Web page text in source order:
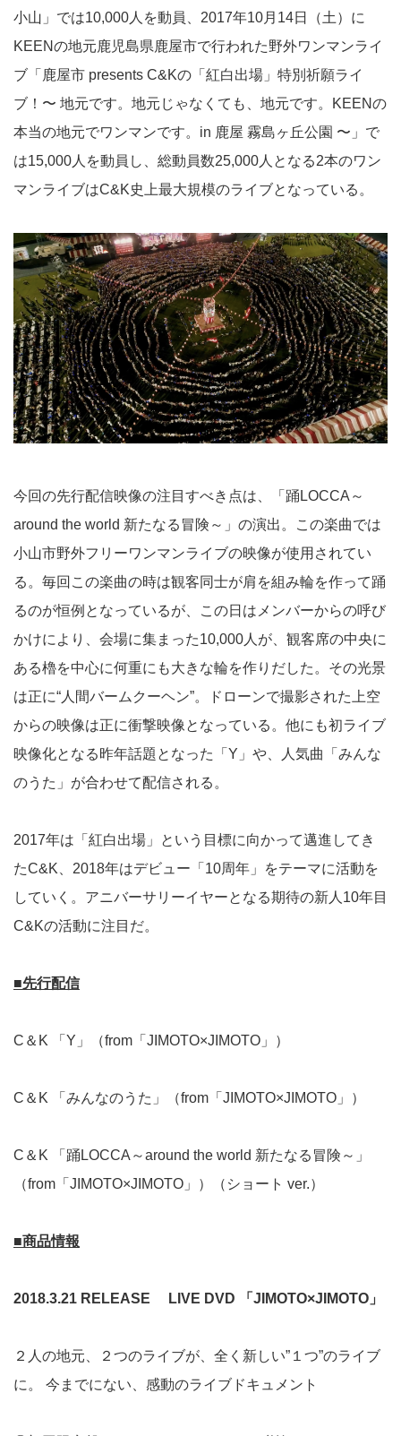
小山」では10,000人を動員、2017年10月14日（土）に
KEENの地元鹿児島県鹿屋市で行われた野外ワンマンライ
ブ「鹿屋市 presents C&Kの「紅白出場」特別祈願ライ
ブ！〜 地元です。地元じゃなくても、地元です。KEENの
本当の地元でワンマンです。in 鹿屋 霧島ヶ丘公園 〜」で
は15,000人を動員し、総動員数25,000人となる2本のワン
マンライブはC&K史上最大規模のライブとなっている。
今回の先行配信映像の注目すべき点は、「踊LOCCA～
around the world 新たなる冒険～」の演出。この楽曲では
小山市野外フリーワンマンライブの映像が使用されてい
る。毎回この楽曲の時は観客同士が肩を組み輪を作って踊
るのが恒例となっているが、この日はメンバーからの呼び
かけにより、会場に集まった10,000人が、観客席の中央に
ある櫓を中心に何重にも大きな輪を作りだした。その光景
は正に“人間バームクーヘン”。ドローンで撮影された上空
からの映像は正に衝撃映像となっている。他にも初ライブ
映像化となる昨年話題となった「Y」や、人気曲「みんな
のうた」が合わせて配信される。
2017年は「紅白出場」という目標に向かって邁進してき
たC&K、2018年はデビュー「10周年」をテーマに活動を
していく。アニバーサリーイヤーとなる期待の新人10年目
C&Kの活動に注目だ。
■先行配信
C＆K 「Y」（from「JIMOTO×JIMOTO」）
C＆K 「みんなのうた」（from「JIMOTO×JIMOTO」）
C＆K 「踊LOCCA～around the world 新たなる冒険～」
（from「JIMOTO×JIMOTO」）（ショート ver.）
■商品情報
2018.3.21 RELEASE LIVE DVD 「JIMOTO×JIMOTO」
２人の地元、２つのライブが、全く新しい”１つ”のライブ
に。 今までにない、感動のライブドキュメント